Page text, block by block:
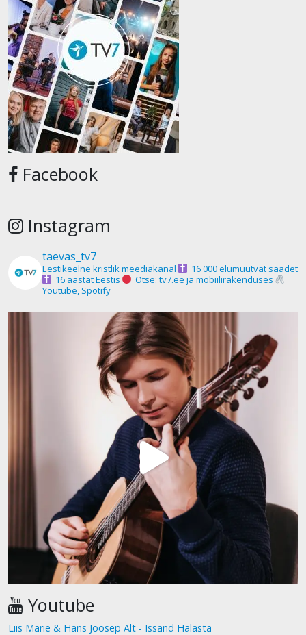
Facebook
Instagram
taevas_tv7
Eestikeelne kristlik meediakanal
16 000 elumuutvat saadet
16 aastat Eestis
Otse: tv7.ee ja mobiilirakenduses
Youtube, Spotify
Youtube
Liis Marie & Hans Joosep Alt - Issand Halasta